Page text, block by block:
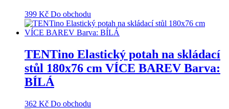
399 Kč Do obchodu
TENTino Elastický potah na skládací
stůl 180x76 cm VÍCE BAREV Barva:
BÍLÁ
362 Kč Do obchodu